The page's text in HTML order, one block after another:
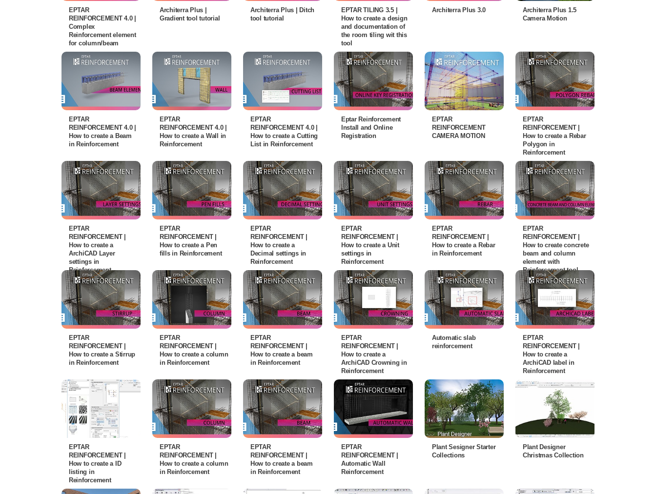
EPTAR
REINFORCEMENT 4.0 |
Complex
Reinforcement element
for column/beam
Architerra Plus |
Gradient tool tutorial
Architerra Plus | Ditch
tool tutorial
EPTAR TILING 3.5 |
How to create a design
and documentation of
the room tiling wit this
tool
Architerra Plus 3.0
Architerra Plus 1.5
Camera Motion
EPTAR
REINFORCEMENT 4.0 |
How to create a Beam
in Reinforcement
EPTAR
REINFORCEMENT 4.0 |
How to create a Wall in
Reinforcement
EPTAR
REINFORCEMENT 4.0 |
How to create a Cutting
List in Reinforcement
Eptar Reinforcement
Install and Online
Registration
EPTAR
REINFORCEMENT
CAMERA MOTION
EPTAR
REINFORCEMENT |
How to create a Rebar
Polygon in
Reinforcement
EPTAR
REINFORCEMENT |
How to create a
ArchiCAD Layer
settings in
Reinforcement
EPTAR
REINFORCEMENT |
How to create a Pen
fills in Reinforcement
EPTAR
REINFORCEMENT |
How to create a
Decimal settings in
Reinforcement
EPTAR
REINFORCEMENT |
How to create a Unit
settings in
Reinforcement
EPTAR
REINFORCEMENT |
How to create a Rebar
in Reinforcement
EPTAR
REINFORCEMENT |
How to create concrete
beam and column
element with
Reinforcement tool
EPTAR
REINFORCEMENT |
How to create a Stirrup
in Reinforcement
EPTAR
REINFORCEMENT |
How to create a column
in Reinforcement
EPTAR
REINFORCEMENT |
How to create a beam
in Reinforcement
EPTAR
REINFORCEMENT |
How to create a
ArchiCAD Crowning in
Reinforcement
Automatic slab
reinforcement
EPTAR
REINFORCEMENT |
How to create a
ArchiCAD label in
Reinforcement
EPTAR
REINFORCEMENT |
How to create a ID
listing in
Reinforcement
EPTAR
REINFORCEMENT |
How to create a column
in Reinforcement
EPTAR
REINFORCEMENT |
How to create a beam
in Reinforcement
EPTAR
REINFORCEMENT |
Automatic Wall
Reinforcement
Plant Sesigner Starter
Collections
Plant Designer
Christmas Collection